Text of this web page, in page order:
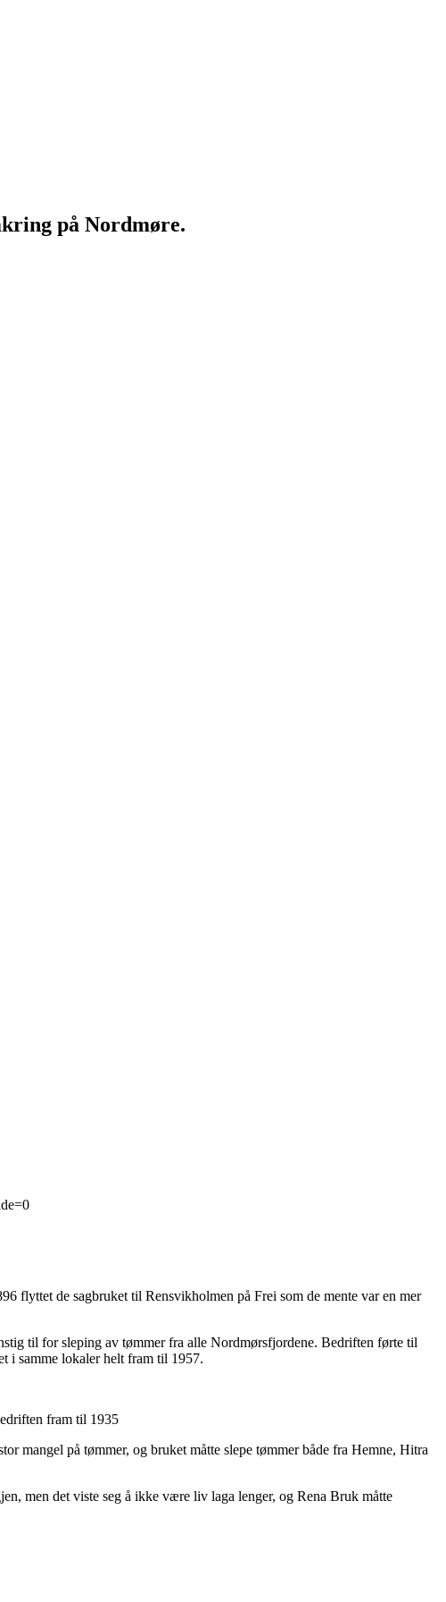
på Nordmøre.
flyttet de sagbruket til Rensvikholmen på Frei som de mente var en mer
til for sleping av tømmer fra alle Nordmørsfjordene. Bedriften førte til
i samme lokaler helt fram til 1957.
fram til 1935
mangel på tømmer, og bruket måtte slepe tømmer både fra Hemne, Hitra
men det viste seg å ikke være liv laga lenger, og Rena Bruk måtte